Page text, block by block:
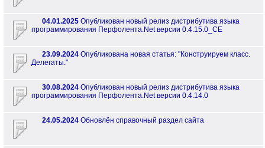
04.01.2025 Опубликован новый релиз дистрибутива языка
программирования Перфолента.Net версии 0.4.15.0_CE
23.09.2024 Опубликована новая статья: "Конструируем класс.
Делегаты."
30.08.2024 Опубликован новый релиз дистрибутива языка
программирования Перфолента.Net версии 0.4.14.0
24.05.2024 Обновлён справочный раздел сайта